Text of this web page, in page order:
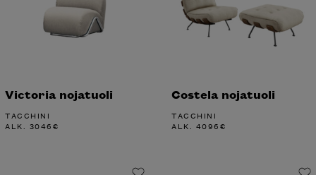
Victoria nojatuoli
TACCHINI
ALK. 3046€
Costela nojatuoli
TACCHINI
ALK. 4096€